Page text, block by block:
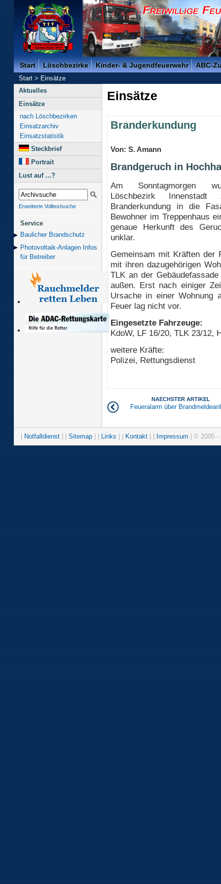
Freiwillige Feuerwehr der Kreisstadt Saarlouis -
Start Löschbezirke Kinder- & Jugendfeuerwehr ABC-
Start>Einsätze
Aktuelles
Einsätze
nach Löschbezirken
Einsatzarchiv
Einsatzstatistik
Steckbrief
Portrait
Lust auf ...?
Erweiterte Volltextsuche
Service
Baulicher Brand­schutz
Photovoltaik-Anlagen Infos
für Betreiber
Einsätze
Branderkundung
Von: S. Amann
Brandgeruch in
Am Sonntagmorgen
Löschbezirk
Branderkundung in die
Bewohner im Treppenhaus
genaue Herkunft des
unklar.
Gemeinsam mit Kräften der
mit ihren dazugehörigen
TLK an der
außen. Erst nach einiger
Ursache in einer Wohnung
Feuer lag nicht vor.
Eingesetzte Fahrzeuge:
KdoW, LF 16/20, TLK 23/12,
weitere Kräfte:
Polizei, Rettungsdienst
NAECHSTER ARTIKEL
Feueralarm über
Notfalldienst Sitemap Links Kontakt Impressum | © 2005 -